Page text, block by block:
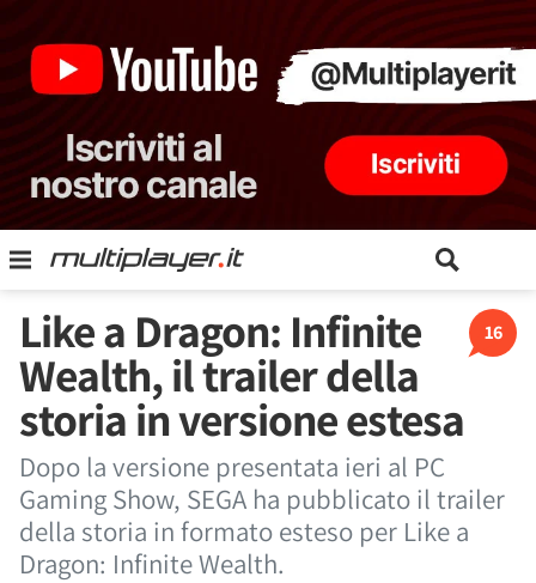
16
Like a Dragon: Infinite
Wealth, il trailer della
storia in versione estesa
Dopo la versione presentata ieri al PC
Gaming Show, SEGA ha pubblicato il trailer
della storia in formato esteso per Like a
Dragon: Infinite Wealth.